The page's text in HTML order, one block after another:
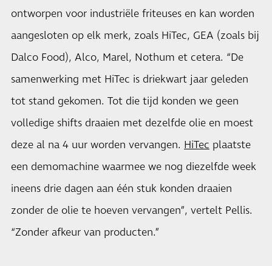
ontworpen voor industriële friteuses en kan worden
aangesloten op elk merk, zoals HiTec, GEA (zoals bij
Dalco Food), Alco, Marel, Nothum et cetera. “De
samenwerking met HiTec is driekwart jaar geleden
tot stand gekomen. Tot die tijd konden we geen
volledige shifts draaien met dezelfde olie en moest
deze al na 4 uur worden vervangen. HiTec plaatste
een demomachine waarmee we nog diezelfde week
ineens drie dagen aan één stuk konden draaien
zonder de olie te hoeven vervangen”, vertelt Pellis.
“Zonder afkeur van producten.”